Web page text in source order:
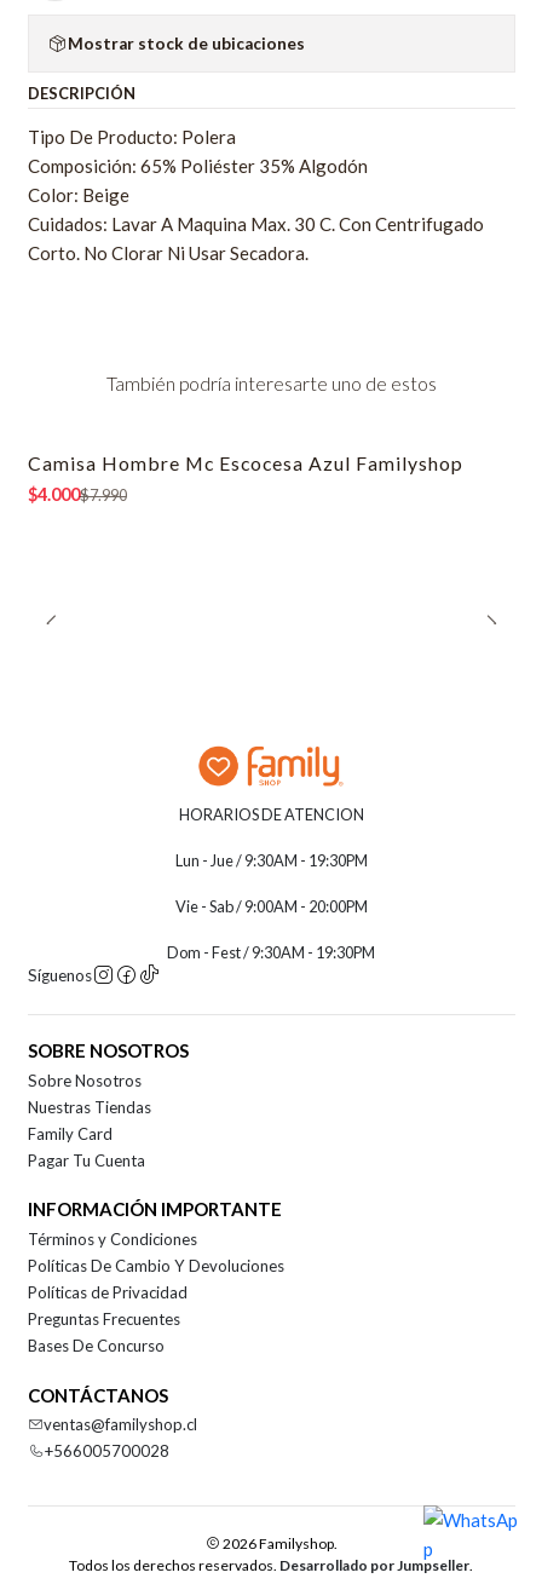
Mostrar stock de ubicaciones
DESCRIPCIÓN
Tipo De Producto: Polera
Composición: 65% Poliéster 35% Algodón
Color: Beige
Cuidados: Lavar A Maquina Max. 30 C. Con Centrifugado
Corto. No Clorar Ni Usar Secadora.
También podría interesarte uno de estos
-50% OFF
Camisa Hombre Mc Escocesa Azul Familyshop
$4.000$7.990
HORARIOS DE ATENCION
Lun - Jue / 9:30AM - 19:30PM
Vie - Sab / 9:00AM - 20:00PM
Dom - Fest / 9:30AM - 19:30PM
Síguenos
SOBRE NOSOTROS
Sobre Nosotros
Nuestras Tiendas
Family Card
Pagar Tu Cuenta
INFORMACIÓN IMPORTANTE
Términos y Condiciones
Políticas De Cambio Y Devoluciones
Políticas de Privacidad
Preguntas Frecuentes
Bases De Concurso
CONTÁCTANOS
ventas@familyshop.cl
+566005700028
2026 Familyshop.
Todos los derechos reservados. Desarrollado por Jumpseller.